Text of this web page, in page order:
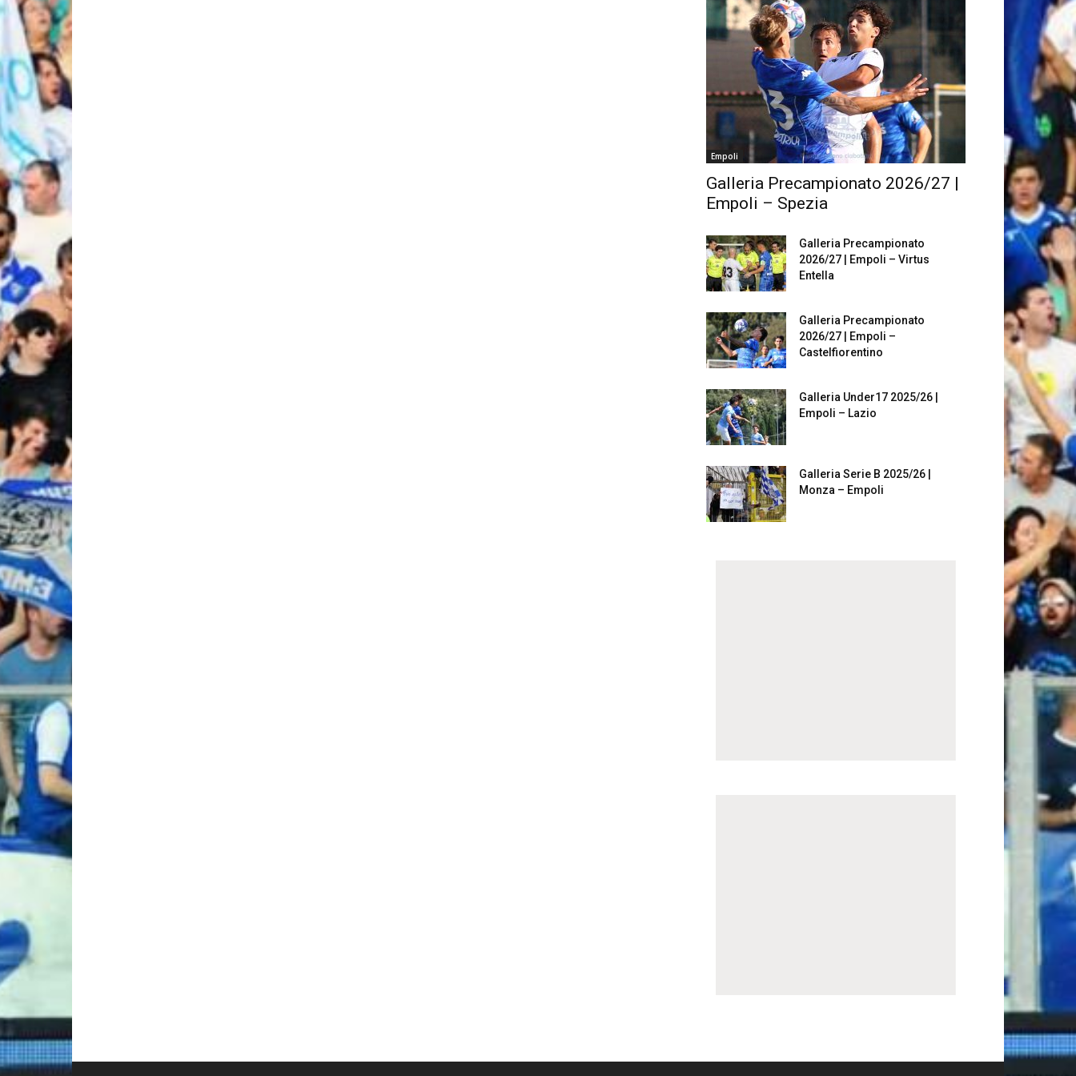
Empoli
Galleria Precampionato 2026/27 |
Empoli – Spezia
Galleria Precampionato
2026/27 | Empoli – Virtus
Entella
Galleria Precampionato
2026/27 | Empoli –
Castelfiorentino
Galleria Under17 2025/26 |
Empoli – Lazio
Galleria Serie B 2025/26 |
Monza – Empoli